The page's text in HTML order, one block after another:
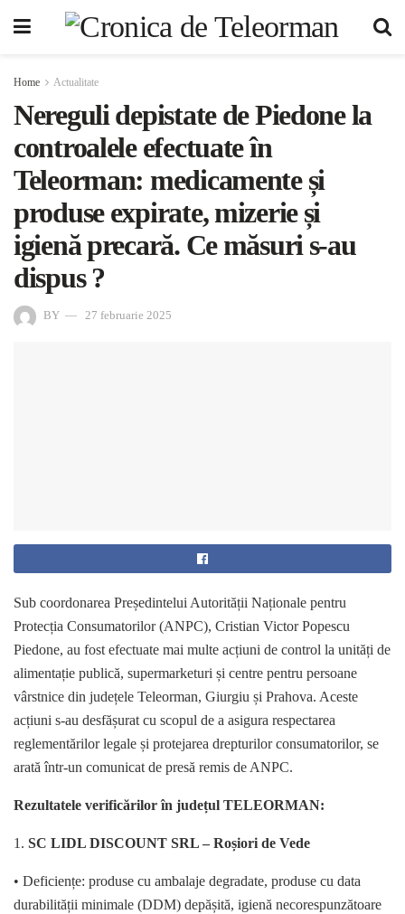
Home Actualitate
Nereguli depistate de Piedone la
controalele efectuate în
Teleorman: medicamente și
produse expirate, mizerie și
igienă precară. Ce măsuri s-au
dispus ?
BY 27 februarie 2025
Sub coordonarea Președintelui Autorității Naționale pentru
Protecția Consumatorilor (ANPC), Cristian Victor Popescu
Piedone, au fost efectuate mai multe acțiuni de control la unități de
alimentație publică, supermarketuri și centre pentru persoane
vârstnice din județele Teleorman, Giurgiu și Prahova. Aceste
acțiuni s-au desfășurat cu scopul de a asigura respectarea
reglementărilor legale și protejarea drepturilor consumatorilor, se
arată într-un comunicat de presă remis de ANPC.
Rezultatele verificărilor în județul TELEORMAN:
1. SC LIDL DISCOUNT SRL – Roșiori de Vede
• Deficiențe: produse cu ambalaje degradate, produse cu data
durabilității minimale (DDM) depășită, igienă necorespunzătoare